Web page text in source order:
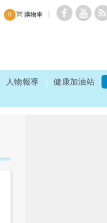
0 購物車
人物報導 健康加油站